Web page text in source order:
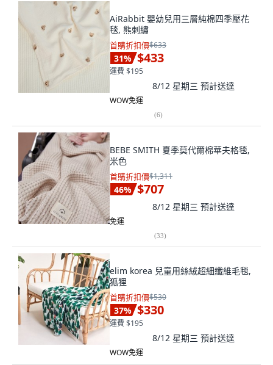
AiRabbit 嬰幼兒用三層純棉四季壓花
毯, 熊刺繡
首購折扣價$633
31% $433
運費 $195
8/12 星期三 預計送達
WOW免運
(6)
BEBE SMITH 夏季莫代爾棉華夫格毯,
米色
首購折扣價$1,311
46% $707
8/12 星期三 預計送達
免運
(33)
elim korea 兒童用絲絨超細纖維毛毯,
狐狸
首購折扣價$530
37% $330
運費 $195
8/12 星期三 預計送達
WOW免運